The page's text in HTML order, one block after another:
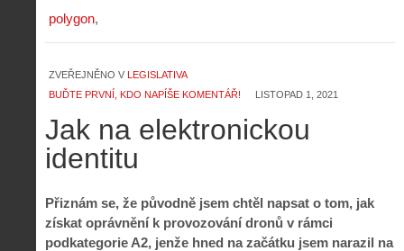
polygon
ZVEŘEJNĚNO V LEGISLATIVA
BUĎTE PRVNÍ, KDO NAPÍŠE KOMENTÁŘ!
LISTOPAD 1, 2021
Jak na elektronickou
identitu
Přiznám se, že původně jsem chtěl napsat o tom, jak
získat oprávnění k provozování dronů v rámci
podkategorie A2, jenže hned na začátku jsem narazil na